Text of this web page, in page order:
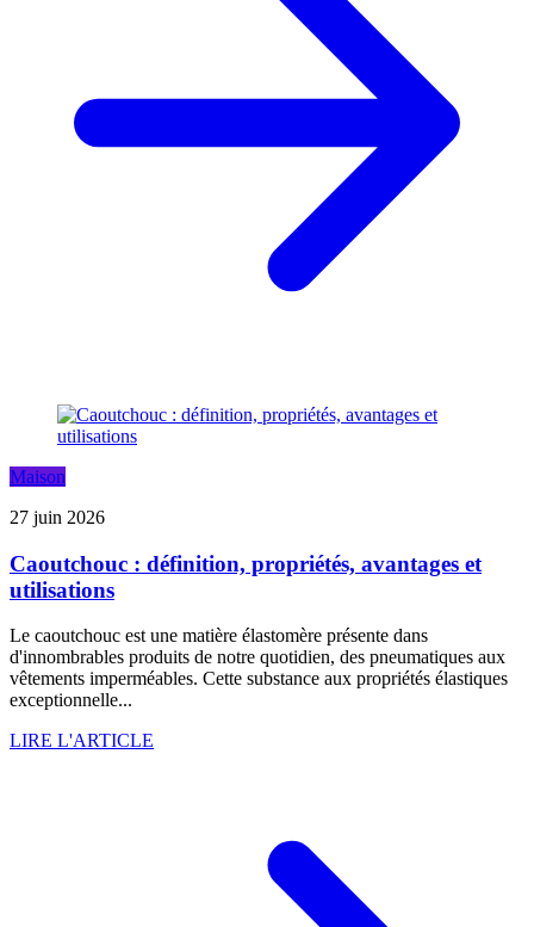
Maison
27 juin 2026
Caoutchouc : définition, propriétés, avantages et
utilisations
Le caoutchouc est une matière élastomère présente dans
d'innombrables produits de notre quotidien, des pneumatiques aux
vêtements imperméables. Cette substance aux propriétés élastiques
exceptionnelle...
LIRE L'ARTICLE